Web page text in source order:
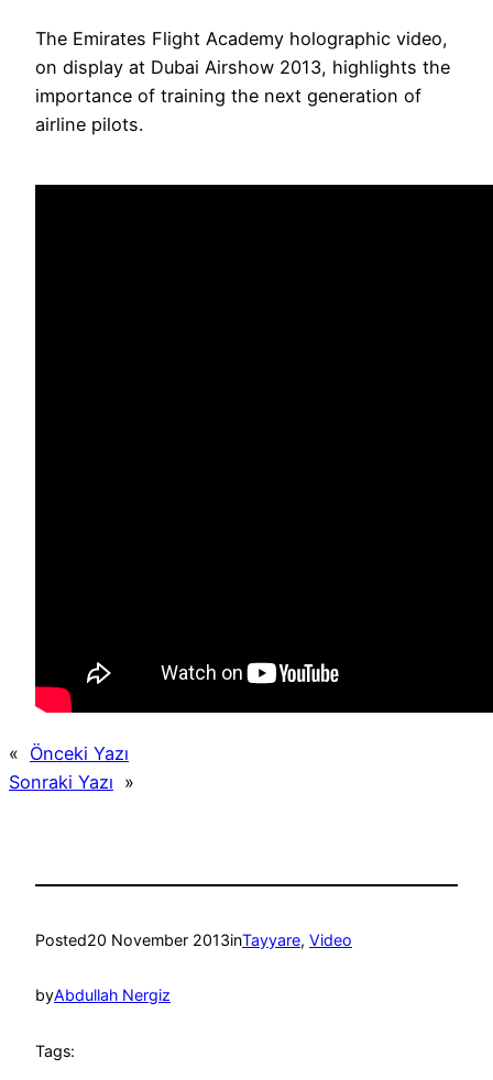
The Emirates Flight Academy holographic video,
on display at Dubai Airshow 2013, highlights the
importance of training the next generation of
airline pilots.
« Önceki Yazı
Sonraki Yazı »
Posted20 November 2013inTayyare, Video
byAbdullah Nergiz
Tags: